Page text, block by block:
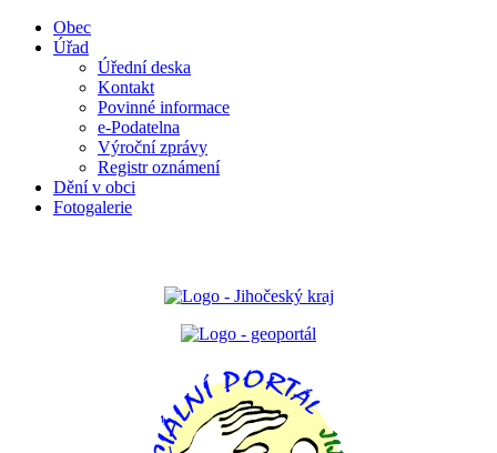
Obec
Úřad
Úřední deska
Kontakt
Povinné informace
e-Podatelna
Výroční zprávy
Registr oznámení
Dění v obci
Fotogalerie